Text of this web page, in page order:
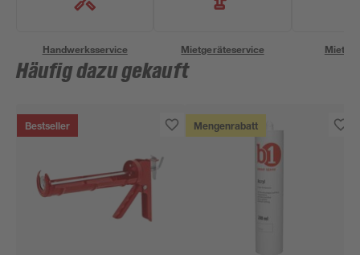
Handwerksservice Mietgeräteservice
Häufig dazu gekauft
Bestseller Mengenrabatt